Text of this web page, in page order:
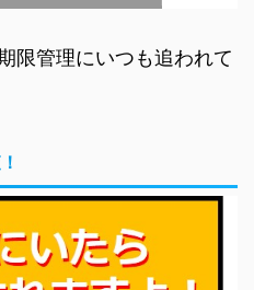
限管理にいつも追われて